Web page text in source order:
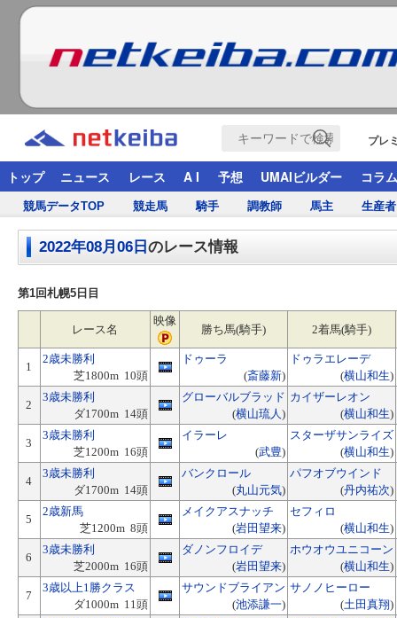
プレ
トップ ニュース レース A I 予想 UMAIビルダー コラム
競馬データTOP 競走馬 騎手 調教師 馬主 生産者
2022年08月06日 のレース情報
第1回札幌5日目
レース名
映像
勝ち馬(騎手) 2着馬(騎手)
1
2歳未勝利
芝1800m 10頭
ドゥーラ
(斎藤新)
ドゥラエレーデ
(横山和生)
2
3歳未勝利
ダ1700m 14頭
グローバルブラッド
(横山琉人)
カイザーレオン
(横山和生)
3
3歳未勝利
芝1200m 16頭
イラーレ
(武豊)
スターザサンライズ
(横山和生)
4
3歳未勝利
ダ1700m 14頭
バンクロール
(丸山元気)
パフオブウインド
(丹内祐次)
5
2歳新馬
芝1200m 8頭
メイクアスナッチ
(岩田望来)
セフィロ
(横山和生)
6
3歳未勝利
芝2000m 16頭
ダノンフロイデ
(岩田望来)
ホウオウユニコーン
(横山和生)
7
3歳以上1勝クラス
ダ1000m 11頭
サウンドブライアン
(池添謙一)
サノノヒーロー
(土田真翔)